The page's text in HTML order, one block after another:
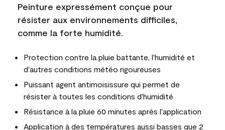
Peinture expressément conçue pour
résister aux environnements difficiles,
comme la forte humidité.
Protection contre la pluie battante, l'humidité et
d'autres conditions météo rigoureuses
Puissant agent antimoisissure qui permet de
résister à toutes les conditions d'humidité
Résistance à la pluie 60 minutes après l'application
Application à des températures aussi basses que 2